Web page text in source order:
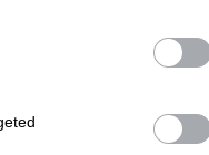
στη